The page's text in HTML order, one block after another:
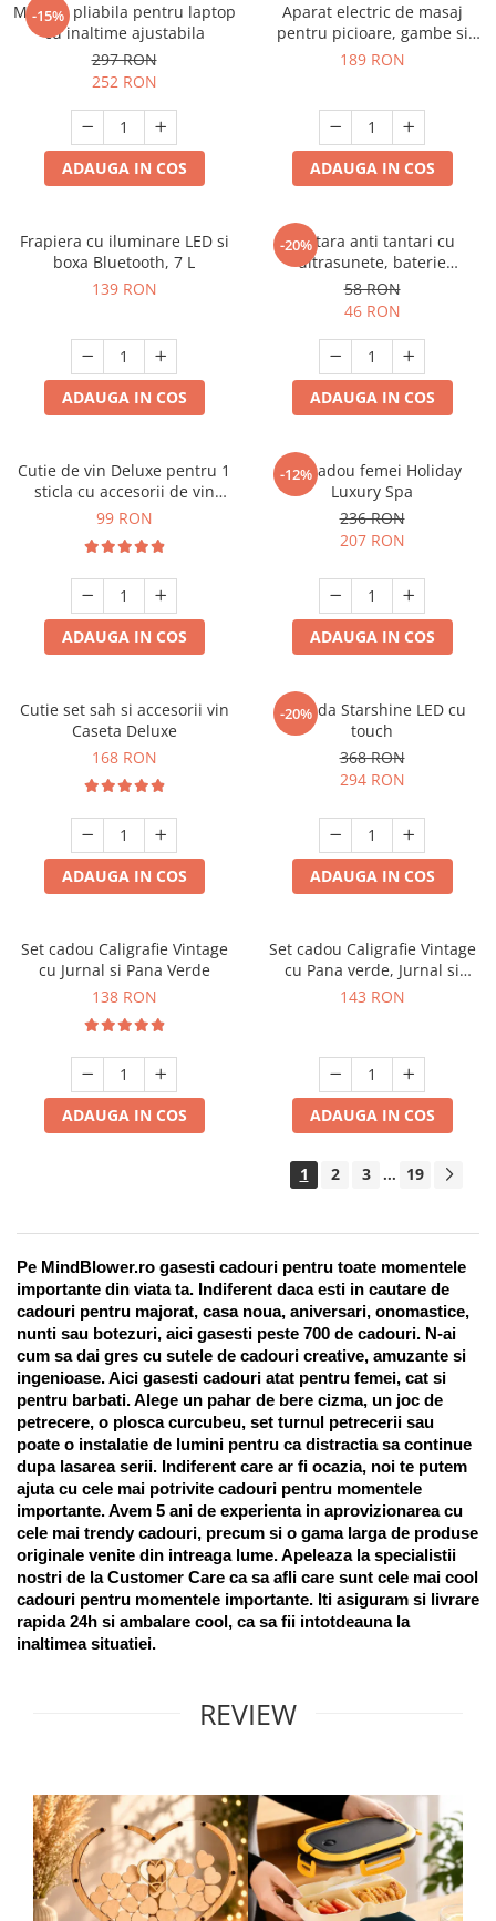
-15%
Masuta pliabila pentru laptop
cu inaltime ajustabila
297 RON
252 RON
ADAUGA IN COS
Aparat electric de masaj
pentru picioare, gambe si
brate
189 RON
ADAUGA IN COS
Frapiera cu iluminare LED si
boxa Bluetooth, 7 L
139 RON
ADAUGA IN COS
-20%
Bratara anti tantari cu
ultrasunete, baterie
reincarcabila 90mAh
58 RON
46 RON
ADAUGA IN COS
Cutie de vin Deluxe pentru 1
sticla cu accesorii de vin
incluse piele ecologica de
99 RON
ADAUGA IN COS
-12%
Set cadou femei Holiday
Luxury Spa
236 RON
207 RON
ADAUGA IN COS
Cutie set sah si accesorii vin
Caseta Deluxe
168 RON
ADAUGA IN COS
-20%
Oglinda Starshine LED cu
touch
368 RON
294 RON
ADAUGA IN COS
Set cadou Caligrafie Vintage
cu Jurnal si Pana Verde
138 RON
ADAUGA IN COS
Set cadou Caligrafie Vintage
cu Pana verde, Jurnal si
Suport pentru stilou, 9 piese
143 RON
ADAUGA IN COS
1 2 3 ... 19
Pe MindBlower.ro gasesti cadouri pentru toate momentele
importante din viata ta. Indiferent daca esti in cautare de
cadouri pentru majorat, casa noua, aniversari, onomastice,
nunti sau botezuri, aici gasesti peste 700 de cadouri. N-ai
cum sa dai gres cu sutele de cadouri creative, amuzante si
ingenioase. Aici gasesti cadouri atat pentru femei, cat si
pentru barbati. Alege un pahar de bere cizma, un joc de
petrecere, o plosca curcubeu, set turnul petrecerii sau
poate o instalatie de lumini pentru ca distractia sa continue
dupa lasarea serii. Indiferent care ar fi ocazia, noi te putem
ajuta cu cele mai potrivite cadouri pentru momentele
importante. Avem 5 ani de experienta in aprovizionarea cu
cele mai trendy cadouri, precum si o gama larga de produse
originale venite din intreaga lume. Apeleaza la specialistii
nostri de la Customer Care ca sa afli care sunt cele mai cool
cadouri pentru momentele importante. Iti asiguram si livrare
rapida 24h si ambalare cool, ca sa fii intotdeauna la
inaltimea situatiei.
REVIEW